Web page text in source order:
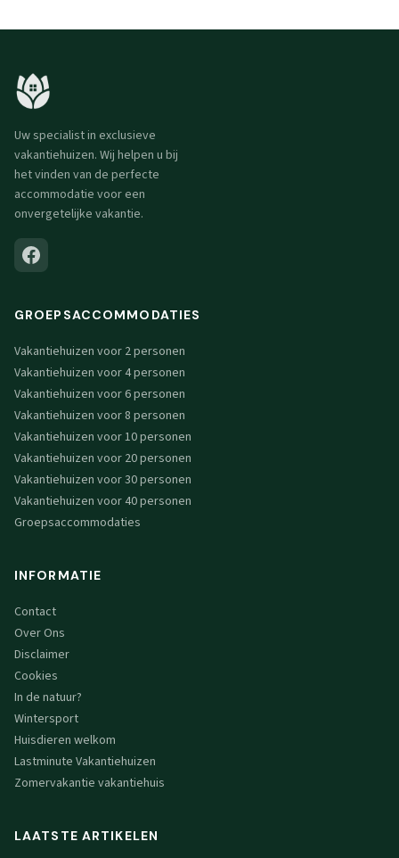
Uw specialist in exclusieve
vakantiehuizen. Wij helpen u bij
het vinden van de perfecte
accommodatie voor een
onvergetelijke vakantie.
GROEPSACCOMMODATIES
Vakantiehuizen voor 2 personen
Vakantiehuizen voor 4 personen
Vakantiehuizen voor 6 personen
Vakantiehuizen voor 8 personen
Vakantiehuizen voor 10 personen
Vakantiehuizen voor 20 personen
Vakantiehuizen voor 30 personen
Vakantiehuizen voor 40 personen
Groepsaccommodaties
INFORMATIE
Contact
Over Ons
Disclaimer
Cookies
In de natuur?
Wintersport
Huisdieren welkom
Lastminute Vakantiehuizen
Zomervakantie vakantiehuis
LAATSTE ARTIKELEN